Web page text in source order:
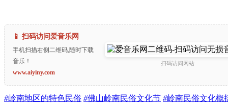
📱 扫码访问爱音乐网
手机扫描右侧二维码,随时下载
音乐！
www.aiyiny.com
扫码访问网站
#岭南地区的特色民俗 #佛山岭南民俗文化节 #岭南民俗文化概